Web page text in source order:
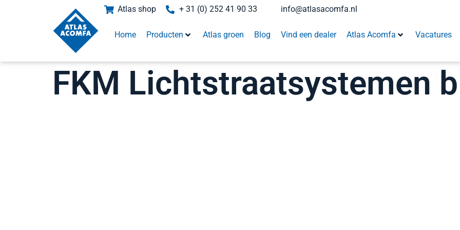
Atlas shop + 31 (0) 252 41 90 33 info@atlasacomfa.nl
Home Producten Atlas groen Blog Vind een dealer Atlas Acomfa Vacatures
FKM Lichtstraatsystemen